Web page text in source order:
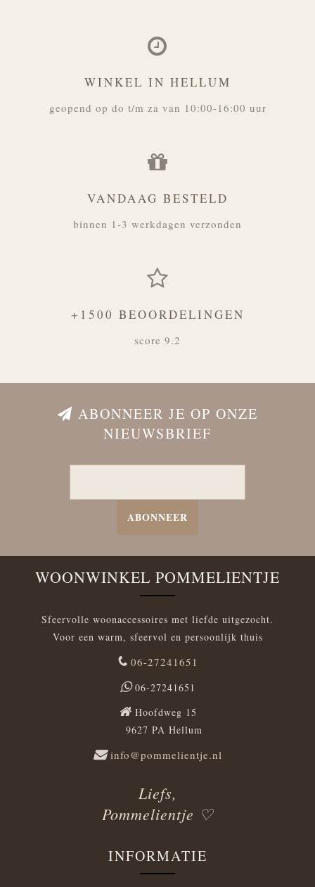
WINKEL IN HELLUM
geopend op do t/m za van 10:00-16:00 uur
VANDAAG BESTELD
binnen 1-3 werkdagen verzonden
+1500 BEOORDELINGEN
score 9.2
ABONNEER JE OP ONZE
NIEUWSBRIEF
ABONNEER
WOONWINKEL POMMELIENTJE
Sfeervolle woonaccessoires met liefde uitgezocht.
Voor een warm, sfeervol en persoonlijk thuis
06-27241651
06-27241651
Hoofdweg 15
9627 PA Hellum
info@pommelientje.nl
Liefs,
Pommelientje ♡
INFORMATIE